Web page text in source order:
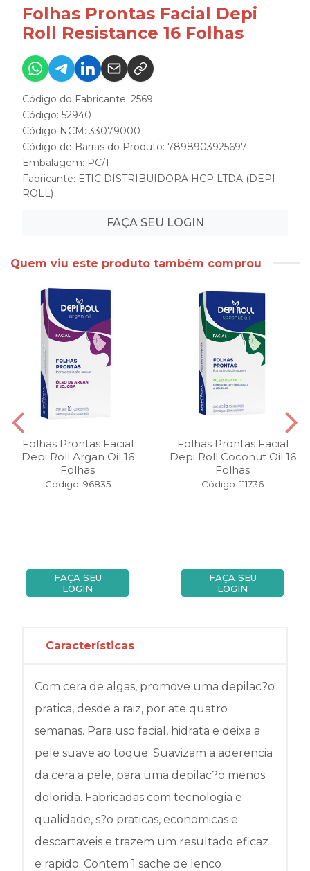
Folhas Prontas Facial Depi
Roll Resistance 16 Folhas
Código do Fabricante: 2569
Código: 52940
Código NCM: 33079000
Código de Barras do Produto: 7898903925697
Embalagem: PC/1
Fabricante: ETIC DISTRIBUIDORA HCP LTDA (DEPI-
ROLL)
FAÇA SEU LOGIN
Quem viu este produto também comprou
Folhas Prontas Facial
Depi Roll Argan Oil 16
Folhas
Código: 96835
FAÇA SEU
LOGIN
Folhas Prontas Facial
Depi Roll Coconut Oil 16
Folhas
Código: 111736
FAÇA SEU
LOGIN
Características
Com cera de algas, promove uma depilac?o
pratica, desde a raiz, por ate quatro
semanas. Para uso facial, hidrata e deixa a
pele suave ao toque. Suavizam a aderencia
da cera a pele, para uma depilac?o menos
dolorida. Fabricadas com tecnologia e
qualidade, s?o praticas, economicas e
descartaveis e trazem um resultado eficaz
e rapido. Contem 1 sache de lenco